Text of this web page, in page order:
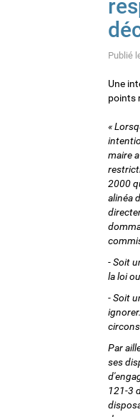
Publié
Une
points
«
maire
2000
alinéa
- Soit
la loi
- Soit
Par
ses
121-3